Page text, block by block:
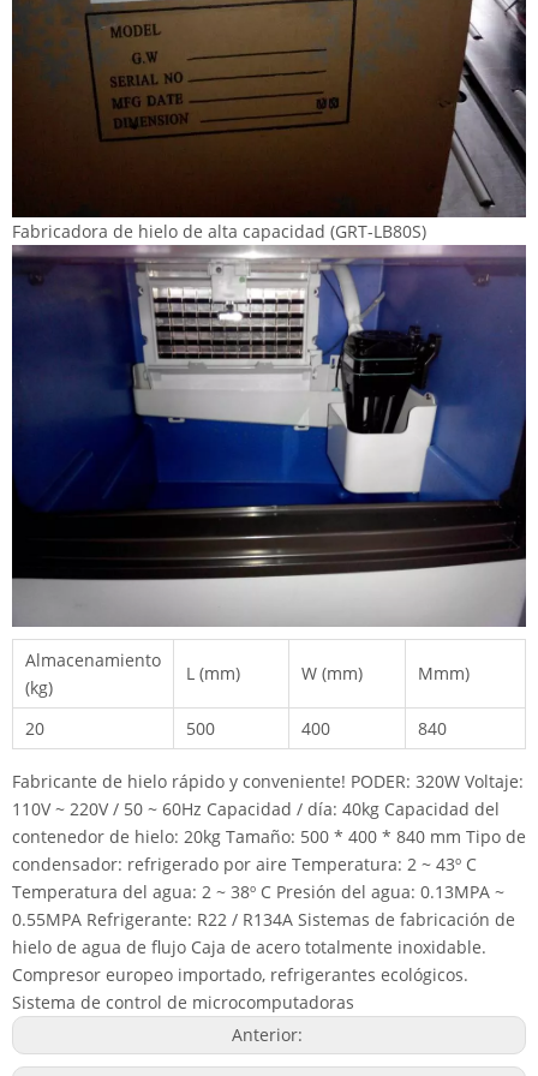
Fabricadora de hielo de alta capacidad (GRT-LB80S)
Almacenamiento
(kg)
L (mm) W (mm) Mmm)
20 500 400 840
Fabricante de hielo rápido y conveniente! PODER: 320W Voltaje:
110V ~ 220V / 50 ~ 60Hz Capacidad / día: 40kg Capacidad del
contenedor de hielo: 20kg Tamaño: 500 * 400 * 840 mm Tipo de
condensador: refrigerado por aire Temperatura: 2 ~ 43º C
Temperatura del agua: 2 ~ 38º C Presión del agua: 0.13MPA ~
0.55MPA Refrigerante: R22 / R134A Sistemas de fabricación de
hielo de agua de flujo Caja de acero totalmente inoxidable.
Compresor europeo importado, refrigerantes ecológicos.
Sistema de control de microcomputadoras
Anterior: